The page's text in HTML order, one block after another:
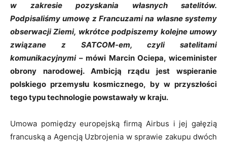
w zakresie pozyskania własnych satelitów.
Podpisaliśmy umowę z Francuzami na własne systemy
obserwacji Ziemi, wkrótce podpiszemy kolejne umowy
związane z SATCOM-em, czyli satelitami
komunikacyjnymi – mówi Marcin Ociepa, wiceminister
obrony narodowej. Ambicją rządu jest wspieranie
polskiego przemysłu kosmicznego, by w przyszłości
tego typu technologie powstawały w kraju.
Umowa pomiędzy europejską firmą Airbus i jej gałęzią
francuską a Agencją Uzbrojenia w sprawie zakupu dwóch